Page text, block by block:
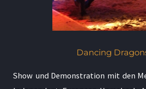
Dancing
Show und Demonstration mit den